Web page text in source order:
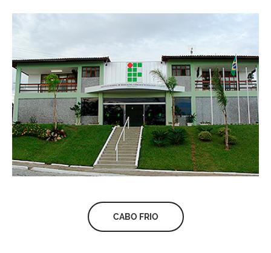
CABO FRIO